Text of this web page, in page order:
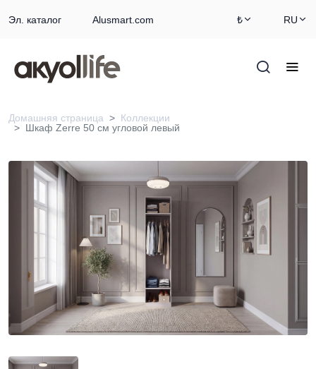
Эл. каталог Alusmart.com ₺ RU
Домашняя страница
Коллекции
Шкаф Zerre 50 см угловой левый